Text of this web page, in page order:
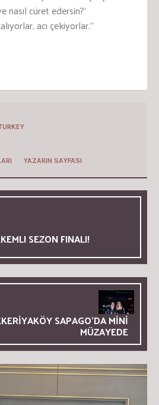
nasıl cüret edersin?’
acı çekiyorlar.”
YAZARIN SAYFASI
SEZON FINALI!
SAPAGO’DA MİNİ
MÜZAYEDE